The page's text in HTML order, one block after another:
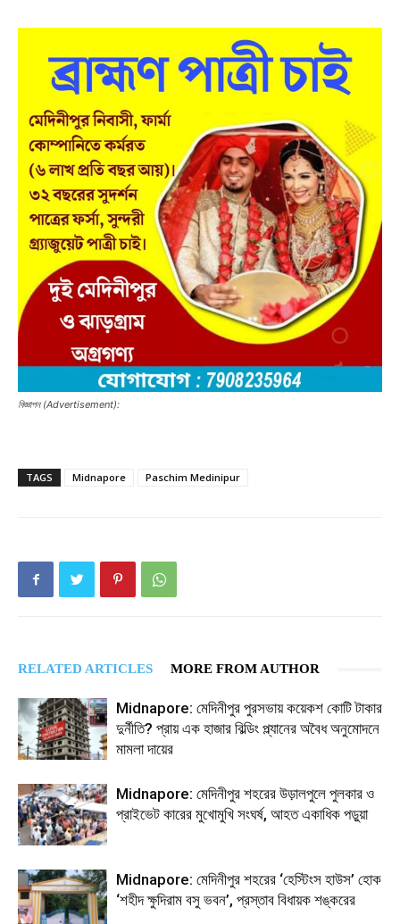
বিজ্ঞাপন (Advertisement):
TAGS Midnapore Paschim Medinipur
RELATED ARTICLES MORE FROM AUTHOR
Midnapore: মেদিনীপুর পুরসভায় কয়েকশ কোটি টাকার
দুর্নীতি? প্রায় এক হাজার বিল্ডিং প্ল্যানের অবৈধ অনুমোদনে
মামলা দায়ের
Midnapore: মেদিনীপুর শহরের উড়ালপুলে পুলকার ও
প্রাইভেট কারের মুখোমুখি সংঘর্ষ, আহত একাধিক পড়ুয়া
Midnapore: মেদিনীপুর শহরের ‘হেস্টিংস হাউস’ হোক
‘শহীদ ক্ষুদিরাম বসু ভবন’, প্রস্তাব বিধায়ক শঙ্করের